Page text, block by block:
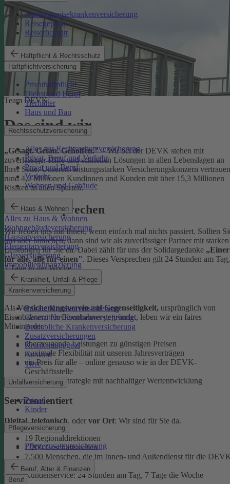
Auslandsreisekrankenversicherung
Reisegepäck
Reiserücktritt
Haftpflicht & Rechtsschutz
Haftpflichtversicherung
Privathaftpflicht
Dienst und Beruf
Tierhalter
Haus und Bau
Rechtsschutzversicherung
Alles zur Rechtsschutzversicherung
Privat, Beruf und Verkehr
Privat und Beruf
Verkehr
Wohnen und Gebäude
Haus & Wohnen
Alles zu Haus & Wohnen
Wohngebäudeversicherung
Hausratversicherung
Elementarversicherung
Glasversicherung
Immobilienfinanzierung
Krankheit, Unfall & Pflege
Krankenversicherung
Private Krankenversicherung
Gesetzliche Krankenversicherung
Betriebliche Krankenversicherung
Zusatzversicherungen
Krankentagegeld
Ausland
Tiere
Unfallversicherung
Privat
Kinder
Pflegeversicherung
Pflegezusatzversicherung
Beruf, Alter & Finanzen
Beruf
Team DEVK:
Das sind wir
„Gesagt. Getan. Geholfen."– Wir bei der DEVK stehen mit
zuverlässiger Hilfe und schnellen Lösungen in allen Lebenslagen an
Ihrer Seite. Unserem leistungsstarken Versicherungskonzern vertrauen
rund 4,2 Millionen Kundinnen und Kunden mit über 15,3 Millionen
Risiken in allen Sparten.
Unser Versprechen
Wir freuen uns mit Ihnen, wenn einfach mal nichts passiert. Sollten
uns aber brauchen, dann sind wir als zuverlässiger Partner mit starken
Leistungen für Sie da. Dabei zählt für uns der Solidargedanke „Einer
für alle, alle für einen". Dieses Versprechen gilt 24 Stunden am Tag,
7 Tage in der Woche.
Ehrlich
AlsVersicherungsverein auf Gegenseitigkeit, ursprünglich von
Eisenbahnern für Eisenbahner gegründet, leben wir ein faires
Miteinander.
überzeugende Leistungen zu günstigen Preisen
maximale Flexibilität mit unseren Jahresverträgen
ein Preis für alle – online genauso wie in der DEVK-
Geschäftsstelle
faire Anlagestrategie mit nachhaltiger Wertentwicklung
Serviceorientiert
Digital,telefonisch, oder vor Ort: Wir sind für Sie da.
19 Regionaldirektionen
1.200 Geschäftsstellen
7.500 Menschen, die im Innen- und Außendienst für die
arbeiten
Kundenservice: 24 Stunden am Tag, 7 Tage die Woche